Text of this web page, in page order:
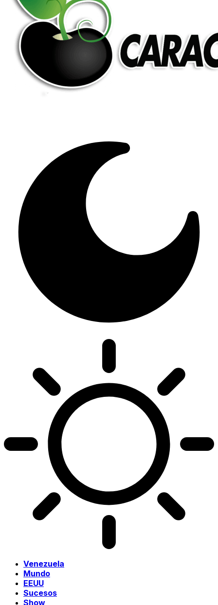
Venezuela
Mundo
EEUU
Sucesos
Show